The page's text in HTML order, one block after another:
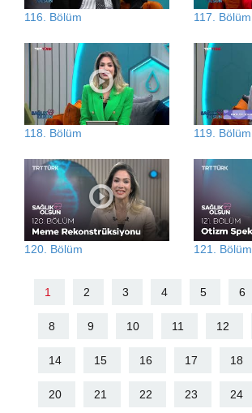
116. Bölüm 117. Bölüm
118. Bölüm 119. Bölüm
120. Bölüm 121. Bölüm
1 2 3 4 5 6
8 9 10 11 12
14 15 16 17 18
20 21 22 23 24